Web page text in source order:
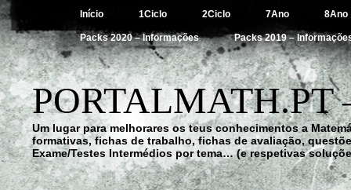
Início 1Ciclo 2Ciclo 7Ano 8Ano
Packs 2020 – Informações Packs 2019 –
Um lugar para melhorares os teus conhecimentos a
formativas, fichas de trabalho, fichas de avaliação,
Exame/Testes Intermédios por tema… (e respetivas